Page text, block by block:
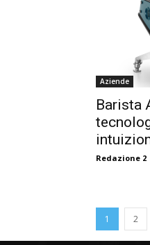
Aziende
Barista
Redazione 2
1 2